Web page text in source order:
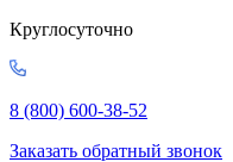
Круглосуточно
8 (800) 600-38-52
Заказать обратный звонок